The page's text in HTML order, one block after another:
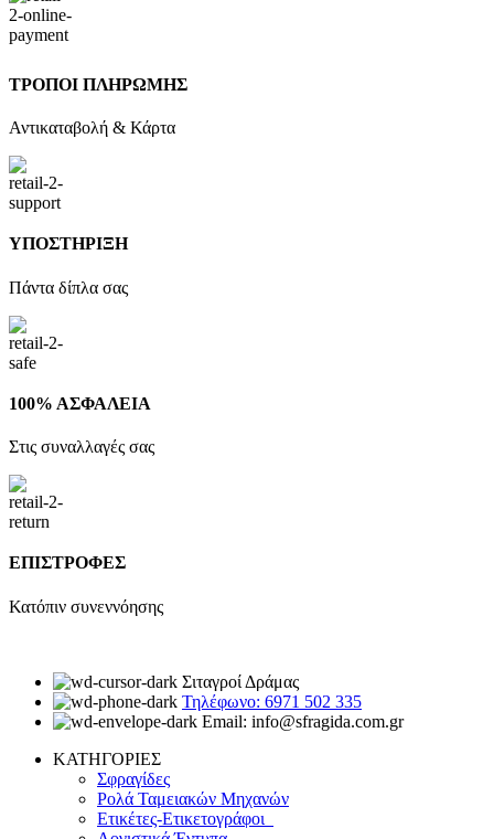
ΤΡΟΠΟΙ ΠΛΗΡΩΜΗΣ
Αντικαταβολή & Κάρτα
ΥΠΟΣΤΗΡΙΞΗ
Πάντα δίπλα σας
100% ΑΣΦΑΛΕΙΑ
Στις συναλλαγές σας
ΕΠΙΣΤΡΟΦΕΣ
Κατόπιν συνεννόησης
Σιταγροί Δράμας
Τηλέφωνο: 6971 502 335
Email: info@sfragida.com.gr
ΚΑΤΗΓΟΡΙΕΣ
Σφραγίδες
Ρολά Ταμειακών Μηχανών
Ετικέτες-Ετικετογράφοι